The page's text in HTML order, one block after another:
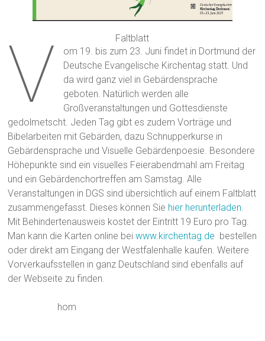
Faltblatt
V
om 19. bis zum 23. Juni findet in Dortmund der
Deutsche Evangelische Kirchentag statt. Und
da wird ganz viel in Gebärdensprache
geboten. Natürlich werden alle
Großveranstaltungen und Gottesdienste
gedolmetscht. Jeden Tag gibt es zudem Vorträge und
Bibelarbeiten mit Gebärden, dazu Schnupperkurse in
Gebärdensprache und Visuelle Gebärdenpoesie. Besondere
Höhepunkte sind ein visuelles Feierabendmahl am Freitag
und ein Gebärdenchortreffen am Samstag. Alle
Veranstaltungen in DGS sind übersichtlich auf einem Faltblatt
zusammengefasst. Dieses können Sie hier herunterladen
Mit Behindertenausweis kostet der Eintritt 19 Euro pro Tag.
Man kann die Karten online beiwww.kirchentag.de bestellen
oder direkt am Eingang der Westfalenhalle kaufen. Weitere
Vorverkaufsstellen in ganz Deutschland sind ebenfalls auf
der Webseite zu finden.
hom